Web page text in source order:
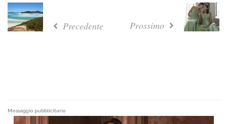
Precedente Prossimo
Messaggio pubblicitario